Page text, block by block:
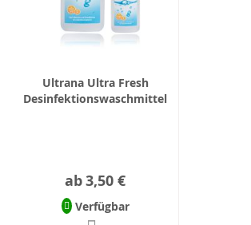
Ultrana Ultra Fresh
Desinfektionswaschmittel
ab3,50 €
Verfügbar